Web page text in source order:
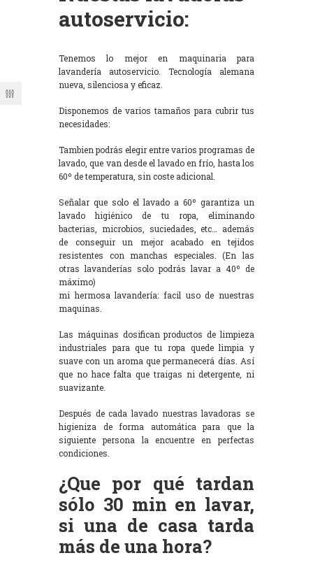
autoservicio:
Tenemos lo mejor en maquinaria para
lavandería autoservicio. Tecnología alemana
nueva, silenciosa y eficaz.
Disponemos de varios tamaños para cubrir tus
necesidades:
Tambien podrás elegir entre varios programas de
lavado, que van desde el lavado en frío, hasta los
60º de temperatura, sin coste adicional.
Señalar que solo el lavado a 60º garantiza un
lavado higiénico de tu ropa, eliminando
bacterias, microbios, suciedades, etc… además
de conseguir un mejor acabado en tejidos
resistentes con manchas especiales. (En las
otras lavanderías solo podrás lavar a 40º de
máximo)
mi hermosa lavandería: facil uso de nuestras
maquinas.
Las máquinas dosifican productos de limpieza
industriales para que tu ropa quede limpia y
suave con un aroma que permanecerá días. Así
que no hace falta que traigas ni detergente, ni
suavizante.
Después de cada lavado nuestras lavadoras se
higieniza de forma automática para que la
siguiente persona la encuentre en perfectas
condiciones.
¿Que por qué tardan
sólo 30 min en lavar,
si una de casa tarda
más de una hora?